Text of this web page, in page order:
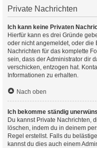
Private Nachrichten
Ich kann keine Privaten
Hierfür kann es drei Gründe
oder nicht angemeldet, oder die
Nachrichten für das komplette
sein, dass der Administrator dir
verschicken, entzogen hat.
Informationen zu erhalten.
Nach oben
Ich bekomme ständig
Du kannst Private Nachrichten,
löschen, indem du in deinem
Regel erstellst. Falls du
kannst du dies auch einem